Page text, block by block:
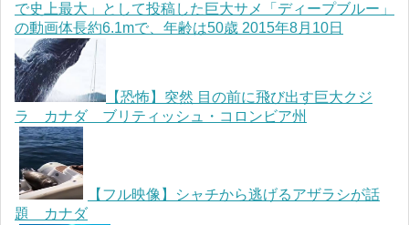
で史上最大」として投稿した巨大サメ「ディープブルー」
の動画体長約6.1mで、年齢は50歳 2015年8月10日
【恐怖】突然 目の前に飛び出す巨大クジ
ラ カナダ ブリティッシュ・コロンビア州
【フル映像】シャチから逃げるアザラシが話
題 カナダ